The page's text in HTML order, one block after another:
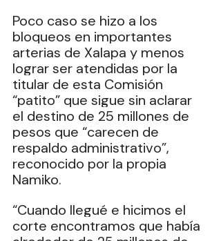
Poco caso se hizo a los
bloqueos en importantes
arterias de Xalapa y menos
lograr ser atendidas por la
titular de esta Comisión
“patito” que sigue sin aclarar
el destino de 25 millones de
pesos que “carecen de
respaldo administrativo”,
reconocido por la propia
Namiko.
“Cuando llegué e hicimos el
corte encontramos que había